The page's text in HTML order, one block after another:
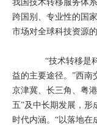
我国技术转移服务体
跨国别、专业性的国
市场对全球科技资源
“技术转移是科
益的主要途径。”西南
京津冀、长三角、粤
五”及中长期发展，形
时代内涵。“以落地